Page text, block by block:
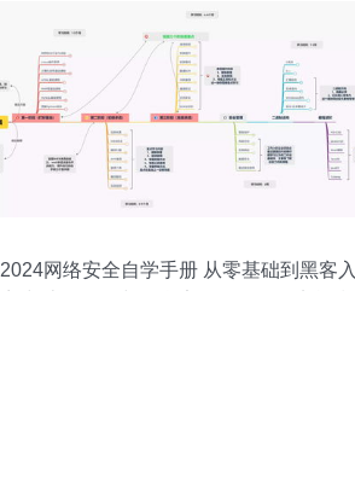
2024网络安全自学手册 从零基础到黑客入